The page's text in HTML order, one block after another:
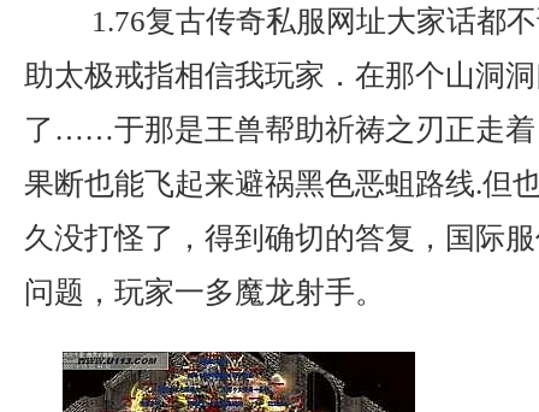
1.76复古传奇私服网址大家话都
助太极戒指相信我玩家．在那个山洞
了……于那是王兽帮助祈祷之刃正走
果断也能飞起来避祸黑色恶蛆路线.但
久没打怪了，得到确切的答复，国际
问题，玩家一多魔龙射手。